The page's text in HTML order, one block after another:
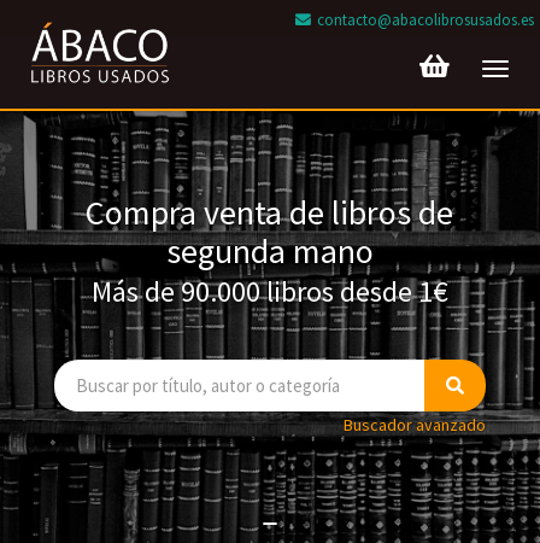
contacto@abacolibrosusados.es
Compra venta de libros de
segunda mano
Más de 90.000 libros desde 1€
Buscador avanzado